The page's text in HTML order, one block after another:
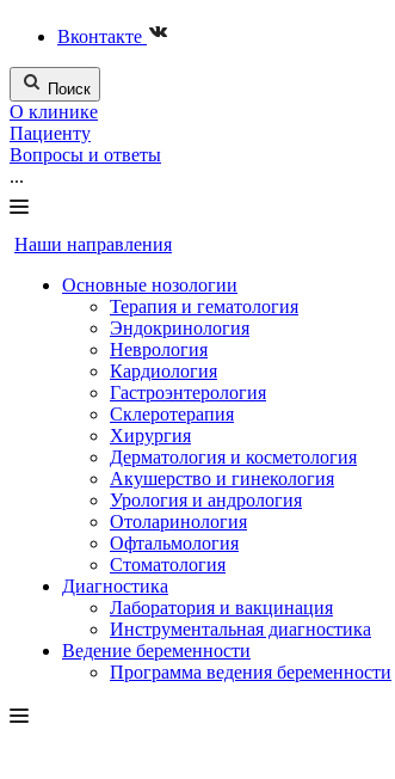
Вконтакте
Поиск
О клинике
Пациенту
Вопросы и ответы
...
Наши направления
Основные нозологии
Терапия и гематология
Эндокринология
Неврология
Кардиология
Гастроэнтерология
Склеротерапия
Хирургия
Дерматология и косметология
Акушерство и гинекология
Урология и андрология
Отоларинология
Офтальмология
Стоматология
Диагностика
Лаборатория и вакцинация
Инструментальная диагностика
Ведение беременности
Программа ведения беременности